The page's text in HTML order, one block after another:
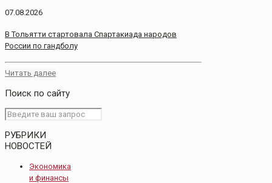
07.08.2026
В Тольятти стартовала Спартакиада народов
России по гандболу
Читать далее
Поиск по сайту
РУБРИКИ
НОВОСТЕЙ
Экономика
и финансы